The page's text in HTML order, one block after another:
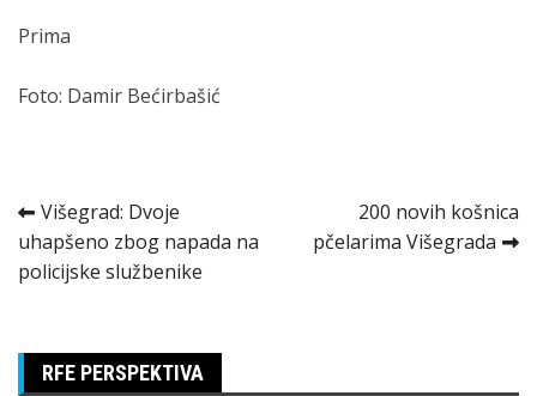
Prima
Foto: Damir Bećirbašić
Kretanje
članka
Višegrad: Dvoje
uhapšeno zbog napada na
policijske službenike
200 novih košnica
pčelarima Višegrada
RFE PERSPEKTIVA